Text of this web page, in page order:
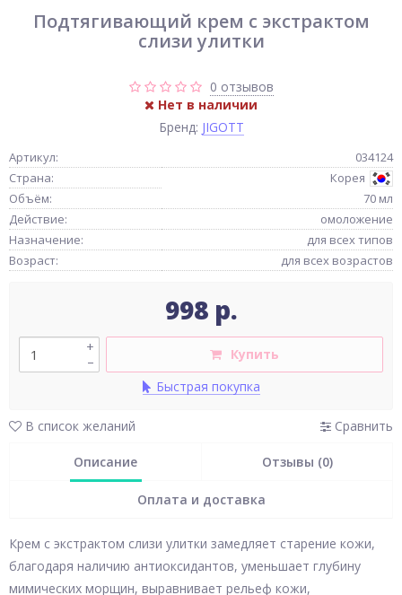
Подтягивающий крем с экстрактом
слизи улитки
0 отзывов
Нет в наличии
Бренд: JIGOTT
Артикул:
034124
Страна:
Корея
Объём:
70 мл
Действие:
омоложение
Назначение:
для всех типов
Возраст:
для всех возрастов
998 р.
–
+
Купить
Быстрая покупка
В список желаний Сравнить
Описание Отзывы (0)
Оплата и доставка
Крем с экстрактом слизи улитки замедляет старение кожи,
благодаря наличию антиоксидантов, уменьшает глубину
мимических морщин, выравнивает рельеф кожи,